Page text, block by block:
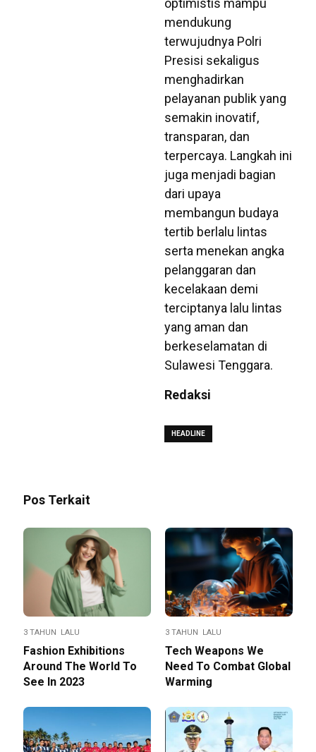
mendukung
terwujudnya Polri
Presisi sekaligus
menghadirkan
pelayanan publik yang
semakin inovatif,
transparan, dan
terpercaya. Langkah ini
juga menjadi bagian
dari upaya
membangun budaya
tertib berlalu lintas
serta menekan angka
pelanggaran dan
kecelakaan demi
terciptanya lalu lintas
yang aman dan
berkeselamatan di
Sulawesi Tenggara.
Redaksi
HEADLINE
Pos Terkait
3 TAHUN LALU
Fashion Exhibitions
Around The World To
See In 2023
3 TAHUN LALU
Tech Weapons We
Need To Combat Global
Warming